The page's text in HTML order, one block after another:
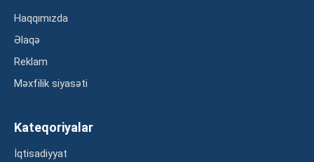
Haqqımızda
Əlaqə
Reklam
Məxfilik siyasəti
Kateqoriyalar
İqtisadiyyat